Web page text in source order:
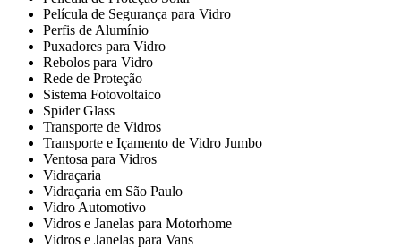
Película de Segurança para Vidro
Perfis de Alumínio
Puxadores para Vidro
Rebolos para Vidro
Rede de Proteção
Sistema Fotovoltaico
Spider Glass
Transporte de Vidros
Transporte e Içamento de Vidro Jumbo
Ventosa para Vidros
Vidraçaria
Vidraçaria em São Paulo
Vidro Automotivo
Vidros e Janelas para Motorhome
Vidros e Janelas para Vans